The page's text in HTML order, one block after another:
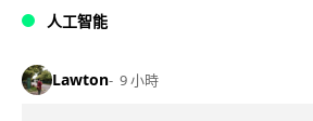
人工智能
Lawton 9 小時